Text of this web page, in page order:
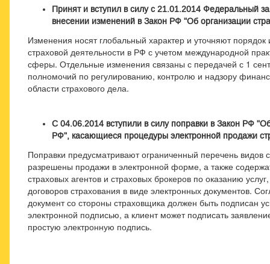
Принят и вступил в силу с 21.01.2014 Федеральный
внесении изменений в Закон РФ "Об организации
Изменения носят глобальный характер и уточняют
страховой деятельности в РФ с учетом международной
сферы. Отдельные изменения связаны с передачей с 1
полномочий по регулированию, контролю и надзору
области страхового дела.
С 04.06.2014 вступили в силу поправки в Закон РФ
РФ", касающиеся процедуры электронной продажи
Поправки предусматривают ограниченный перечень видов
разрешены продажи в электронной форме, а также
страховых агентов и страховых брокеров по оказанию
договоров страхования в виде электронных документов.
документ со стороны страховщика должен быть подписан
электронной подписью, а клиент может подписать
простую электронную подпись.